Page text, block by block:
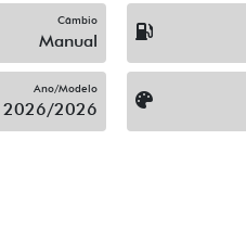
Câmbio
Manual
Ano/Modelo
2026/2026